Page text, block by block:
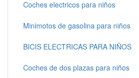
Coches electricos para niños
Minimotos de gasolina para niños
BICIS ELECTRICAS PARA NIÑOS
Coches de dos plazas para niños